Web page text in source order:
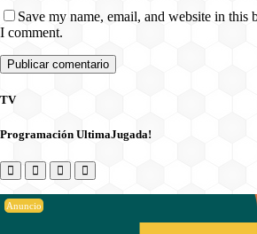
Save my name, email, and website in this
I comment.
TV
Programación UltimaJugada!
Anuncio